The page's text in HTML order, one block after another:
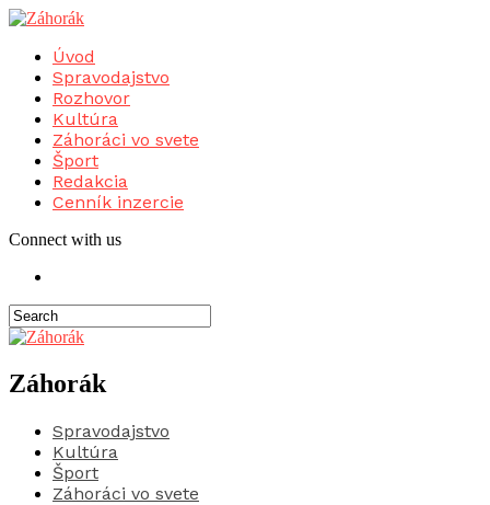
Úvod
Spravodajstvo
Rozhovor
Kultúra
Záhoráci vo svete
Šport
Redakcia
Cenník inzercie
Connect with us
Záhorák
Spravodajstvo
Kultúra
Šport
Záhoráci vo svete